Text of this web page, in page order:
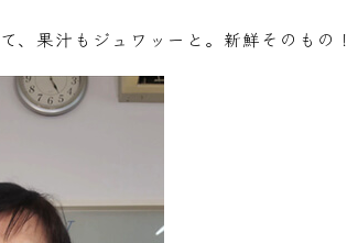
、果汁もジュワッーと。新鮮そのもの！